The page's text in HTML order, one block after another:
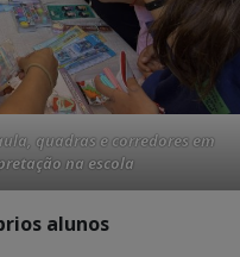
quadras e corredores em
na escola
alunos